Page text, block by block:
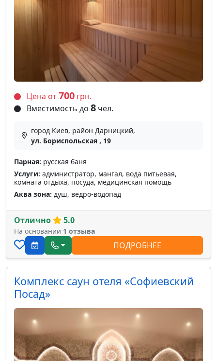
Цена от700 грн.
Вместимость до 8 чел.
город Киев, район Дарницкий,
ул. Бориспольская , 19
Парная: русская баня
Услуги: администратор, мангал, вода питьевая,
комната отдыха, посуда, медицинская помощь
Аква зона: душ, ведро-водопад
Отлично 5.0
На основании 1 отзыва
ПОДРОБНЕЕ
Комплекс саун отеля «Софиевский
Посад»